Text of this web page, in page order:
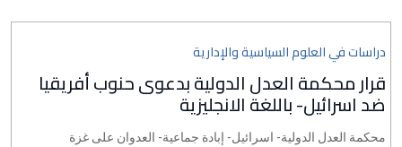
دراسات في العلوم السياسية والإدارية
قرار محكمة العدل الدولية بدعوى حنوب أفريقيا
ضد اسرائيل- باللغة الانجليزية
محكمة العدل الدولية- اسرائيل- إبادة جماعية- العدوان على غزة